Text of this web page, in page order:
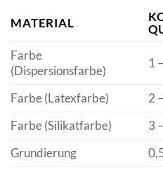
MATERIAL
Farbe
(Dispersionsfarbe)
1
Farbe (Latexfarbe)
2
Farbe (Silikatfarbe)
3
Grundierung